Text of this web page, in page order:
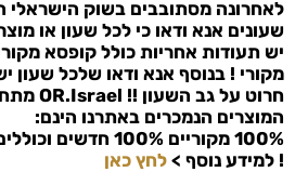
לאחרונה מסתובבים בשוק הישראלי
שעונים אנא ודאו כי לכל שעון או
יש תעודות אחריות כולל קופסא
מקורי ! בנוסף אנא ודאו שלכל שעון
חרוט על גב השעון !! OR.Israel
המוצרים הנמכרים באתרנו הינם:
100% מקוריים 100%
! למידע נוסף > לחץ כאן